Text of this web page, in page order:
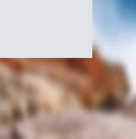
Symbole
du
Canada